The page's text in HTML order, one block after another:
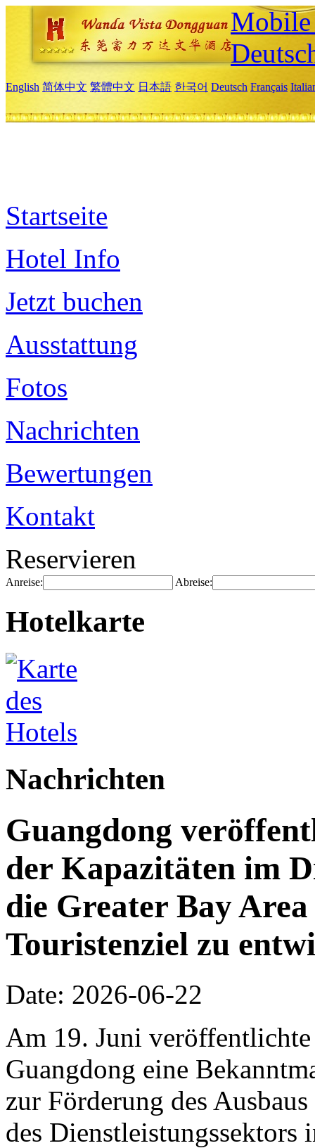
English 简体中文 繁體中文 日本語 한국어 Deutsch Français
Startseite
Hotel Info
Jetzt buchen
Ausstattung
Fotos
Nachrichten
Bewertungen
Kontakt
Reservieren
Anreise: Abreise:
Hotelkarte
Nachrichten
Guangdong
der Kapazitäten im
die Greater Bay
Touristenziel zu
Date: 2026-06-22
Am 19. Juni
Guangdong eine
zur Förderung des
des Dienstleistungssektors